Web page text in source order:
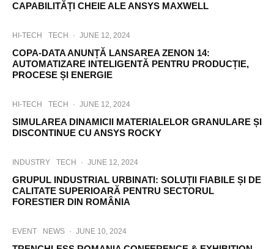
CAPABILITĂȚI CHEIE ALE ANSYS MAXWELL
HI-TECH TECH · JUNE 12, 2024
COPA-DATA ANUNȚĂ LANSAREA ZENON 14:
AUTOMATIZARE INTELIGENTĂ PENTRU PRODUCȚIE,
PROCESE ȘI ENERGIE
HI-TECH TECH · JUNE 12, 2024
SIMULAREA DINAMICII MATERIALELOR GRANULARE ȘI
DISCONTINUE CU ANSYS ROCKY
INDUSTRY TECH · JUNE 12, 2024
GRUPUL INDUSTRIAL URBINATI: SOLUȚII FIABILE ȘI DE
CALITATE SUPERIOARĂ PENTRU SECTORUL
FORESTIER DIN ROMÂNIA
EVENT NEWS · JUNE 10, 2024